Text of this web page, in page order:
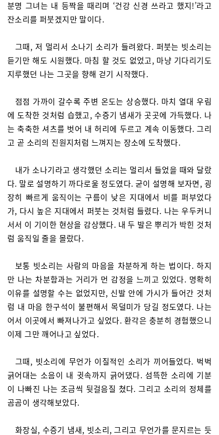
분명 그녀는 내 등짝을 때리며 ‘건강 신경 쓰라고 했지!’라고
잔소리를 퍼붓겠지만 말이다.
그때, 저 멀리서 소나기 소리가 들려왔다. 퍼붓는 빗소리는
듣기만 해도 시원했다. 마침 할 것도 없었고, 마냥 기다리기도
지루했던 나는 그곳을 향해 걷기 시작했다.
점점 가까이 갈수록 주변 온도는 상승했다. 마치 열대 우림
에 도착한 것처럼 습했고, 수증기 냄새가 곳곳에 가득했다. 나
는 축축한 셔츠를 벗어 내 허리에 두르고 계속 이동했다. 그리
고 곧 소리의 진원지처럼 느껴지는 장소에 도착했다.
내가 소나기라고 생각했던 소리는 멀리서 들었을 때와 달랐
다. 말로 설명하기 까다로울 정도였다. 굳이 설명해 보자면, 굉
장히 빠르게 움직이는 구름이 낮은 지대에서 비를 퍼부었다
가, 다시 높은 지대에서 퍼붓는 것처럼 들렸다. 나는 우두커니
서서 이 기이한 현상을 감상했다. 내 두 발은 뿌리가 박힌 것처
럼 움직일 줄을 몰랐다.
보통 빗소리는 사람의 마음을 차분하게 하는 법이다. 하지
만 나는 차분함과는 거리가 먼 감정을 느끼고 있었다. 명확히
이유를 설명할 수는 없었지만, 신발 안에 가시가 들어간 것처
럼 내 마음 한구석이 불편해서 목덜미가 당길 정도였다. 나는
어서 이곳에서 빠져나가고 싶었다. 환각은 충분히 경험했으니
이제 그만 깨어나고 싶었다.
그때, 빗소리에 무언가 이질적인 소리가 끼어들었다. 벅벅
긁어대는 소음이 내 귓속까지 긁어댔다. 섬뜩한 소리에 기분
이 나빠진 나는 조금씩 뒷걸음질 쳤다. 그리고 소리의 정체를
곰곰이 생각해보았다.
화장실, 수증기 냄새, 빗소리, 그리고 무언가를 문지르는 듯